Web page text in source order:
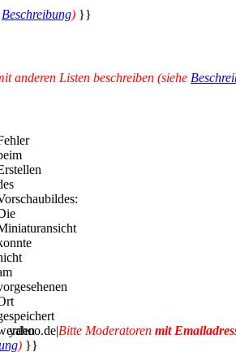
Beschreibung) }}
anderen Listen beschreiben (siehe
yahoo.de|Bitte Moderatoren mit
) }}